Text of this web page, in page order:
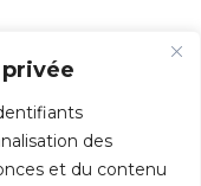
des
et du contenu